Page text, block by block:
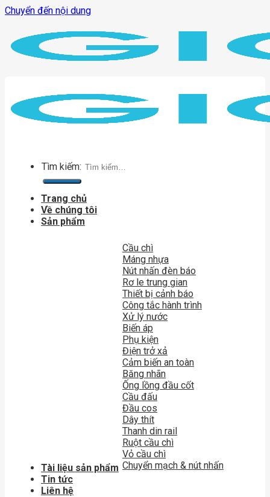
Chuyển đến nội dung
Tìm kiếm:
Trang chủ
Về chúng tôi
Sản phẩm
Cầu chì
Máng nhựa
Nút nhấn đèn báo
Rơ le trung gian
Thiết bị cảnh báo
Công tắc hành trình
Xử lý nước
Biến áp
Phụ kiện
Điện trở xả
Cảm biến an toàn
Băng nhãn
Ống lồng đầu cốt
Cầu đấu
Đầu cos
Dây thít
Thanh din rail
Ruột cầu chì
Vỏ cầu chì
Chuyển mạch & nút nhấn
Tài liệu sản phẩm
Tin tức
Liên hệ